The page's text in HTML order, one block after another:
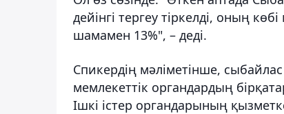
дейінгі тергеу тіркелді, оның
шамамен 13%", – деді.
Спикердің мәліметінше,
мемлекеттік органдардың
Ішкі істер органдарының